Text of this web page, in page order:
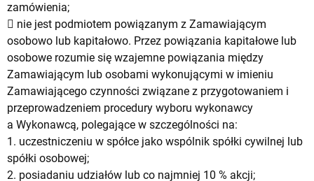
zamówienia;
 nie jest podmiotem powiązanym z Zamawiającym
osobowo lub kapitałowo. Przez powiązania kapitałowe lub
osobowe rozumie się wzajemne powiązania między
Zamawiającym lub osobami wykonującymi w imieniu
Zamawiającego czynności związane z przygotowaniem i
przeprowadzeniem procedury wyboru wykonawcy
a Wykonawcą, polegające w szczególności na:
1. uczestniczeniu w spółce jako wspólnik spółki cywilnej lub
spółki osobowej;
2. posiadaniu udziałów lub co najmniej 10 % akcji;